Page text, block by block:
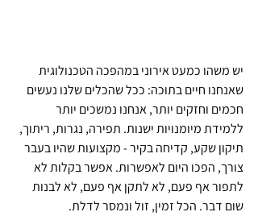
יש משהו כמעט אירוני במהפכה הטכנולוגית
שאנחנו חיים בתוכה: ככל שהכלים שלנו נעשים
חכמים וחזקים יותר, אנחנו נמשכים יותר
ללמידת מיומנויות ישנות. תפירה, נגרות, ריתוך,
תיקון שקע, קדיחה בקיר - מקצועות שהיו בעבר
צורך, הפכו היום לאפשרות. אפשר בקלות לא
לתפור אף פעם, לא לתקן אף פעם, לא לבנות
שום דבר. הכל זמין, זול ונמסר לדלת.